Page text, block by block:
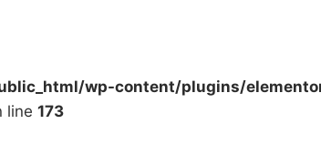
wp-content/plugins/
line 173